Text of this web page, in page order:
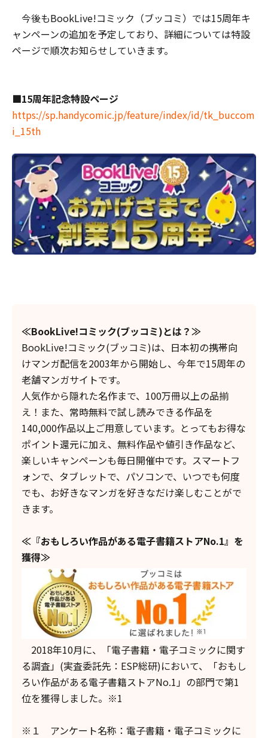
今後もBookLive!コミック（ブッコミ）では15周年キ
ャンペーンの追加を予定しており、詳細については特設
ページで順次お知らせしていきます。
■15周年記念特設ページ
https://sp.handycomic.jp/feature/index/id/tk_buccom
i_15th
≪BookLive!コミック(ブッコミ)とは？≫
BookLive!コミック(ブッコミ)は、日本初の携帯向
けマンガ配信を2003年から開始し、今年で15周年の
老舗マンガサイトです。
人気作から隠れた名作まで、100万冊以上の品揃
え！また、常時無料で試し読みできる作品を
140,000作品以上ご用意しています。とってもお得な
ポイント還元に加え、無料作品や値引き作品など、
楽しいキャンペーンも毎日開催中です。スマートフ
ォンで、タブレットで、パソコンで、いつでも何度
でも、お好きなマンガを好きなだけ楽しむことがで
きます。
≪ 『おもしろい作品がある電子書籍ストアNo.1』を
獲得≫
2018年10月に、「電子書籍・電子コミックに関す
る調査」(実査委託先：ESP総研)において、「おもし
ろい作品がある電子書籍ストアNo.1」の部門で第1
位を獲得しました。※1
※１ アンケート名称：電子書籍・電子コミックに